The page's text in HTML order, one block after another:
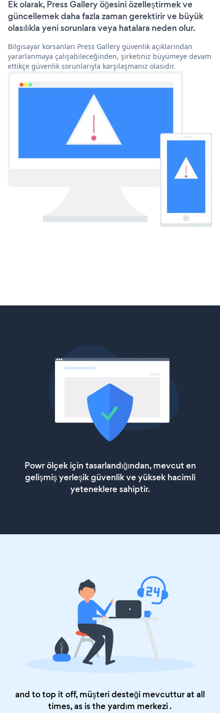
Ek olarak, Press Gallery öğesini özelleştirmek ve
güncellemek daha fazla zaman gerektirir ve büyük
olasılıkla yeni sorunlara veya hatalara neden olur.
Bilgisayar korsanları Press Gallery güvenlik açıklarından
yararlanmaya çalışabileceğinden, şirketiniz büyümeye devam
ettikçe güvenlik sorunlarıyla karşılaşmanız olasıdır.
Powr ölçek için tasarlandığından, mevcut en
gelişmiş yerleşik güvenlik ve yüksek hacimli
yeteneklere sahiptir.
and to top it off, müşteri desteği mevcuttur at all
times, as is theyardım merkezi.